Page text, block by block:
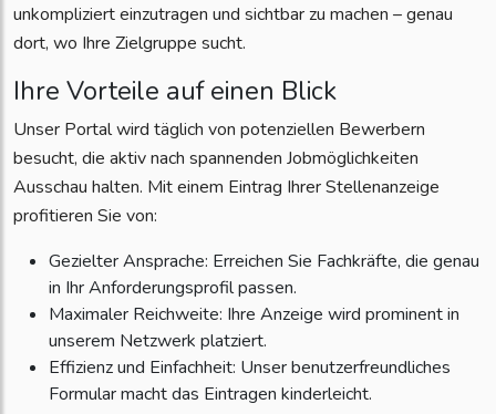
unkompliziert einzutragen und sichtbar zu machen – genau
dort, wo Ihre Zielgruppe sucht.
Ihre Vorteile auf einen Blick
Unser Portal wird täglich von potenziellen Bewerbern
besucht, die aktiv nach spannenden Jobmöglichkeiten
Ausschau halten. Mit einem Eintrag Ihrer Stellenanzeige
profitieren Sie von:
Gezielter Ansprache: Erreichen Sie Fachkräfte, die genau
in Ihr Anforderungsprofil passen.
Maximaler Reichweite: Ihre Anzeige wird prominent in
unserem Netzwerk platziert.
Effizienz und Einfachheit: Unser benutzerfreundliches
Formular macht das Eintragen kinderleicht.